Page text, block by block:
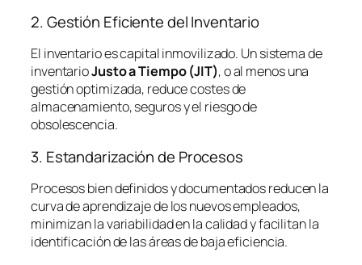
2. Gestión Eficiente del Inventario
El inventario es capital inmovilizado. Un sistema de
inventarioJusto a Tiempo (JIT), o al menos una
gestión optimizada, reduce costes de
almacenamiento, seguros y el riesgo de
obsolescencia.
3. Estandarización de Procesos
Procesos bien definidos y documentados reducen la
curva de aprendizaje de los nuevos empleados,
minimizan la variabilidad en la calidad y facilitan la
identificación de las áreas de baja eficiencia.